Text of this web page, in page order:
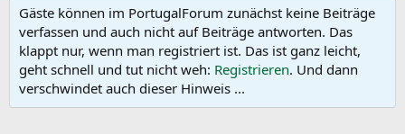
Gäste können im PortugalForum zunächst keine Beiträge
verfassen und auch nicht auf Beiträge antworten. Das
klappt nur, wenn man registriert ist. Das ist ganz leicht,
geht schnell und tut nicht weh: Registrieren. Und dann
verschwindet auch dieser Hinweis ...